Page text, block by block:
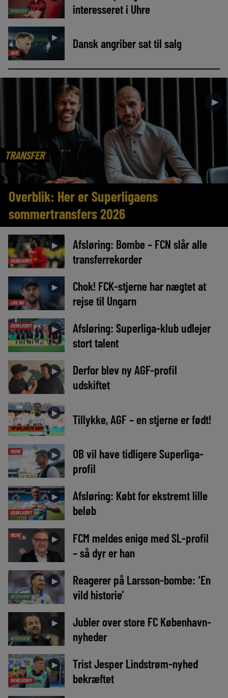
NYHEDER
interesseret i Uhre
AVIS
► Dansk angriber sat til salg
TRANSFER
►
Overblik: Her er Superligaens
sommertransfers 2026
EKSKLUSIVT
►
Afsløring: Bombe – FCN slår alle
transferrekorder
LIGE NU
►
Chok! FCK-stjerne har nægtet at
rejse til Ungarn
EKSKLUSIVT ►
Afsløring: Superliga-klub udlejer
stort talent
►
Derfor blev ny AGF-profil
udskiftet
TIPSBLADETS DOM
► Tillykke, AGF – en stjerne er født!
MEDIE ►
OB vil have tidligere Superliga-
profil
EKSKLUSIVT
►
Afsløring: Købt for ekstremt lille
beløb
MEDIE ►
FCM meldes enige med SL-profil
– så dyr er han
INTERVIEW
►
Reagerer på Larsson-bombe: ‘En
vild historie’
INTERVIEW
►
Jubler over store FC København-
nyheder
EKSKLUSIVT
►
Trist Jesper Lindstrøm-nyhed
bekræftet